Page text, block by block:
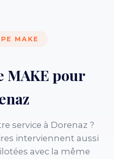
MAKE
MAKE pour
service à Dorenaz ?
interviennent aussi
avec la même